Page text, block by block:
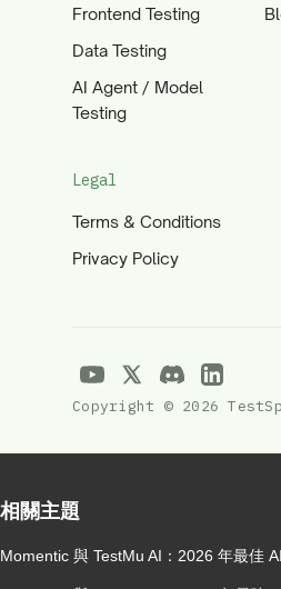
Frontend Testing
Data Testing
AI Agent / Model
Testing
Legal
Terms & Conditions
Privacy Policy
Copyright © 2026
相關主題
Momentic 與 TestMu AI：2026 年最佳